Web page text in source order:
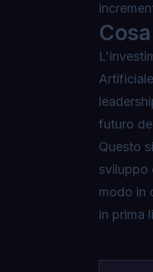
futuro
Questo
sviluppo
modo in
in prima